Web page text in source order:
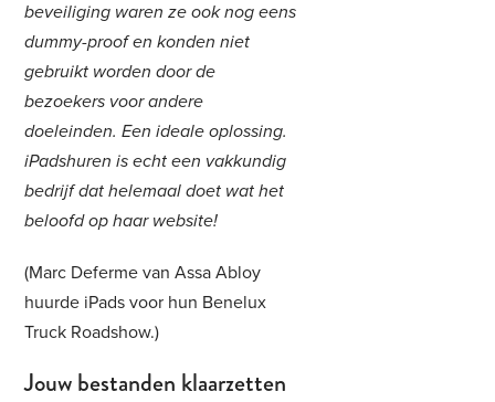
beveiliging waren ze ook nog eens
dummy-proof en konden niet
gebruikt worden door de
bezoekers voor andere
doeleinden. Een ideale oplossing.
iPadshuren is echt een vakkundig
bedrijf dat helemaal doet wat het
beloofd op haar website!
(Marc Deferme van Assa Abloy
huurde iPads voor hun Benelux
Truck Roadshow.)
Jouw bestanden klaarzetten